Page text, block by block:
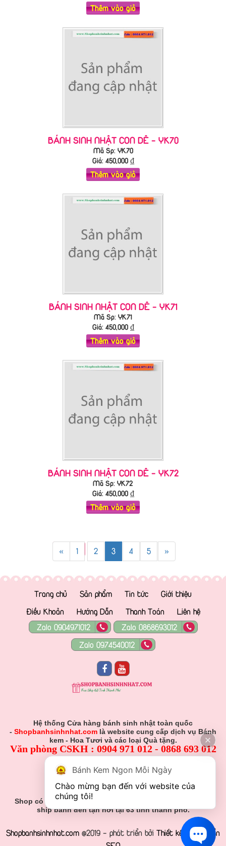
Thêm vào giỏ
BÁNH SINH NHẬT CON DÊ - YK70
Mã Sp: YK70
Giá: 450,000₫
Thêm vào giỏ
BÁNH SINH NHẬT CON DÊ - YK71
Mã Sp: YK71
Giá: 450,000₫
Thêm vào giỏ
BÁNH SINH NHẬT CON DÊ - YK72
Mã Sp: YK72
Giá: 450,000₫
Thêm vào giỏ
« 1 2 3 4 5 »
Trang chủ Sản phẩm Tin tức
Giới thiệu
Điều Khoản
Hướng Dẫn Thanh Toán
Liên hệ
Zalo 0904971012
Zalo 0868693012
Zalo 0974540012
Hệ thống Cửa hàng bánh sinh nhật toàn quốc
- Shopbanhsinhnhat.com là website cung cấp dịch vụ Bánh
kem - Hoa Tươi và các loại Quà tặng.
Văn phòng CSKH : 0904 971 012 - 0868 693 012
Hỗ Trợ Viên :
0904 971 012 - 0868 693 012
Gmail: Muabanhsinhnhat@gmail.com
Shop có nhận đơn đặt hàng theo yêu cầu khách hàng và
ship bánh đến tận nơi tại 63 tỉnh thành phố.
Shopbanhsinhnhat.com @2019 - phát triển bởi Thiết kế web chuẩn
Bánh Kem Ngon Mỗi Ngày
Chào mừng bạn đến với website của
chúng tôi!